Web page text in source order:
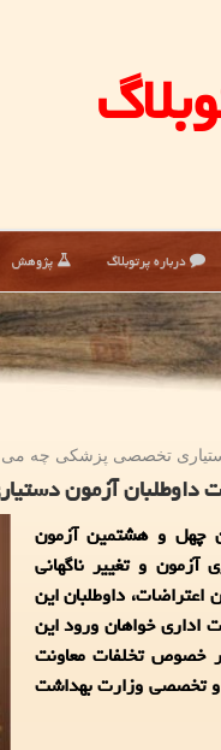
درباره پرتوبلاگ پژوهش
تخصصی پزشكی چه
داوطلبان آزمون
چهل و هشتمین آزمون
و تغییر ناگهانی
داوطلبان این
اداری خواهان ورود این
خصوص تخلفات معاونت
تخصصی وزارت بهداشت